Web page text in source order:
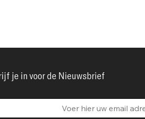
je in voor de Nieuwsbrief